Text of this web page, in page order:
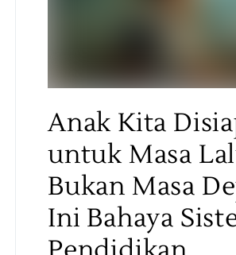
Anak Kita
untuk Masa
Bukan Masa
Ini Bahaya